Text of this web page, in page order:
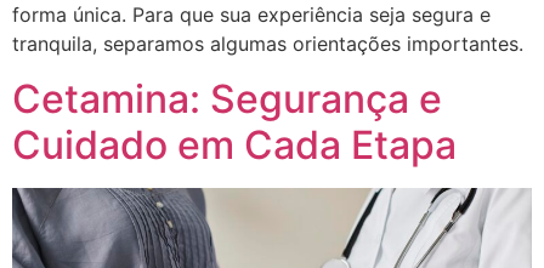
forma única. Para que sua experiência seja segura e
tranquila, separamos algumas orientações importantes.
Cetamina: Segurança e
Cuidado em Cada Etapa